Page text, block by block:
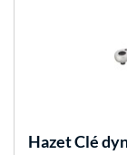
HazetClé